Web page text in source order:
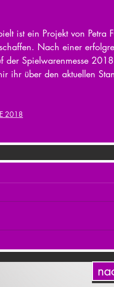
ist ein Projekt von Petra
Nach einer
der Spielwarenmesse
ihr über den aktuellen
2018